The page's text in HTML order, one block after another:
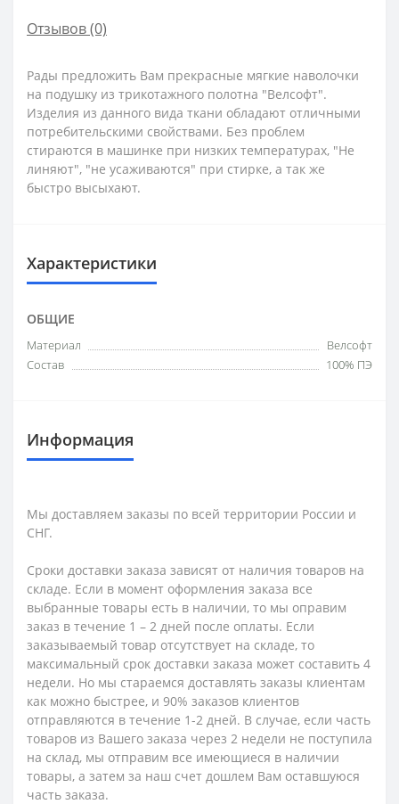
Отзывов (0)
Рады предложить Вам прекрасные мягкие наволочки
на подушку из трикотажного полотна "Велсофт".
Изделия из данного вида ткани обладают отличными
потребительскими свойствами. Без проблем
стираются в машинке при низких температурах, "Не
линяют", "не усаживаются" при стирке, а так же
быстро высыхают.
Характеристики
ОБЩИЕ
Материал
Велсофт
Состав
100% ПЭ
Информация
Мы доставляем заказы по всей территории России и
СНГ.
Сроки доставки заказа зависят от наличия товаров на
складе. Если в момент оформления заказа все
выбранные товары есть в наличии, то мы оправим
заказ в течение 1 – 2 дней после оплаты. Если
заказываемый товар отсутствует на складе, то
максимальный срок доставки заказа может составить 4
недели. Но мы стараемся доставлять заказы клиентам
как можно быстрее, и 90% заказов клиентов
отправляются в течение 1-2 дней. В случае, если часть
товаров из Вашего заказа через 2 недели не поступила
на склад, мы отправим все имеющиеся в наличии
товары, а затем за наш счет дошлем Вам оставшуюся
часть заказа.